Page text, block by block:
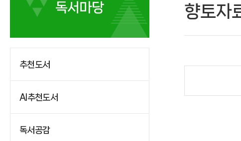
독서마당
추천도서
AI추천도서
독서공감
향토자